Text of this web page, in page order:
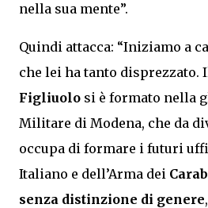
nella sua mente”.
Quindi attacca: “Iniziamo a
che lei ha tanto disprezzato.
Figliuolo si è formato nella
Militare di Modena, che da
occupa di formare i futuri
Italiano e dell’Arma dei
senza distinzione di genere